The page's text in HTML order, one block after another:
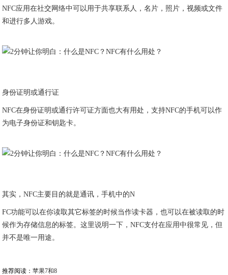
NFC应用在社交网络中可以用于共享联系人，名片，照片，视频或文件
和进行多人游戏。
身份证明或通行证
NFC在身份证明或通行许可证方面也大有用处，支持NFC的手机可以作
为电子身份证和钥匙卡。
其实，NFC主要目的就是通讯，手机中的N
FC功能可以在你读取其它标签的时候当作读卡器，也可以在被读取的时
候作为存储信息的标签。这里说明一下，NFC支付在应用中很常见，但
并不是唯一用途。
推荐阅读：苹果7和8